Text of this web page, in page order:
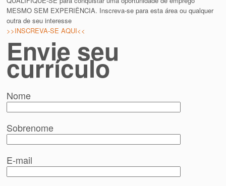
MESMO SEM EXPERIÊNCIA. Inscreva-se para esta área ou qualquer
outra de seu interesse
>>INSCREVA-SE AQUI<<
Envie seu
currículo
Nome
Sobrenome
E-mail